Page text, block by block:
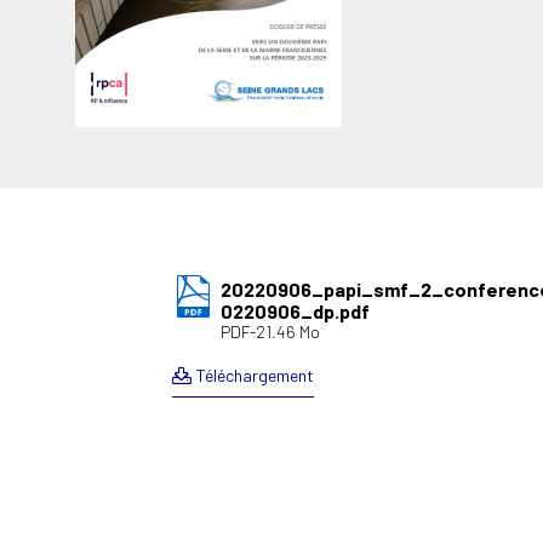
0220906_dp.pdf
PDF-21.46 Mo
Téléchargement